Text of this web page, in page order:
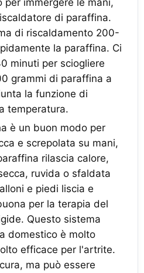
di paraffina.
di riscaldamento 200-
la paraffina. Ci
minuti per sciogliere
grammi di paraffina a
la funzione di
temperatura.
è un buon modo per
e screpolata su mani,
rilascia calore,
ruvida o sfaldata
e piedi liscia e
per la terapia del
Questo sistema
domestico è molto
efficace per l'artrite.
ma può essere